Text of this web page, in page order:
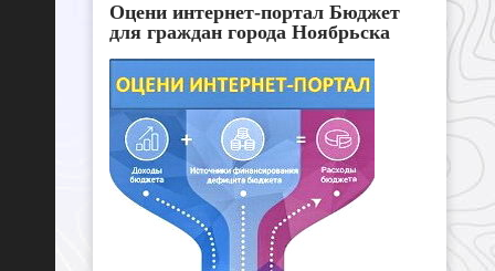
Оцени интернет-портал Бюджет
для граждан города Ноябрьска